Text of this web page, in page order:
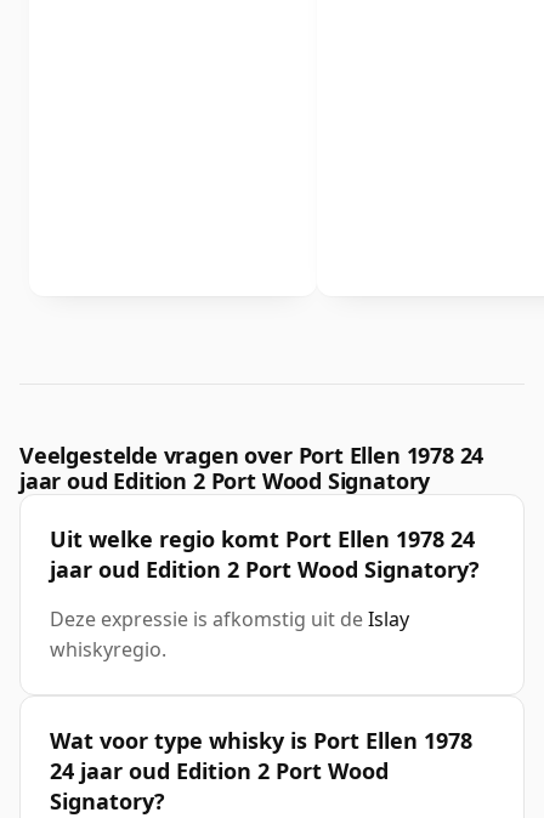
Veelgestelde vragen over Port Ellen 1978 24
jaar oud Edition 2 Port Wood Signatory
Uit welke regio komt Port Ellen 1978 24
jaar oud Edition 2 Port Wood Signatory?
Deze expressie is afkomstig uit deIslay
whiskyregio.
Wat voor type whisky is Port Ellen 1978
24 jaar oud Edition 2 Port Wood
Signatory?